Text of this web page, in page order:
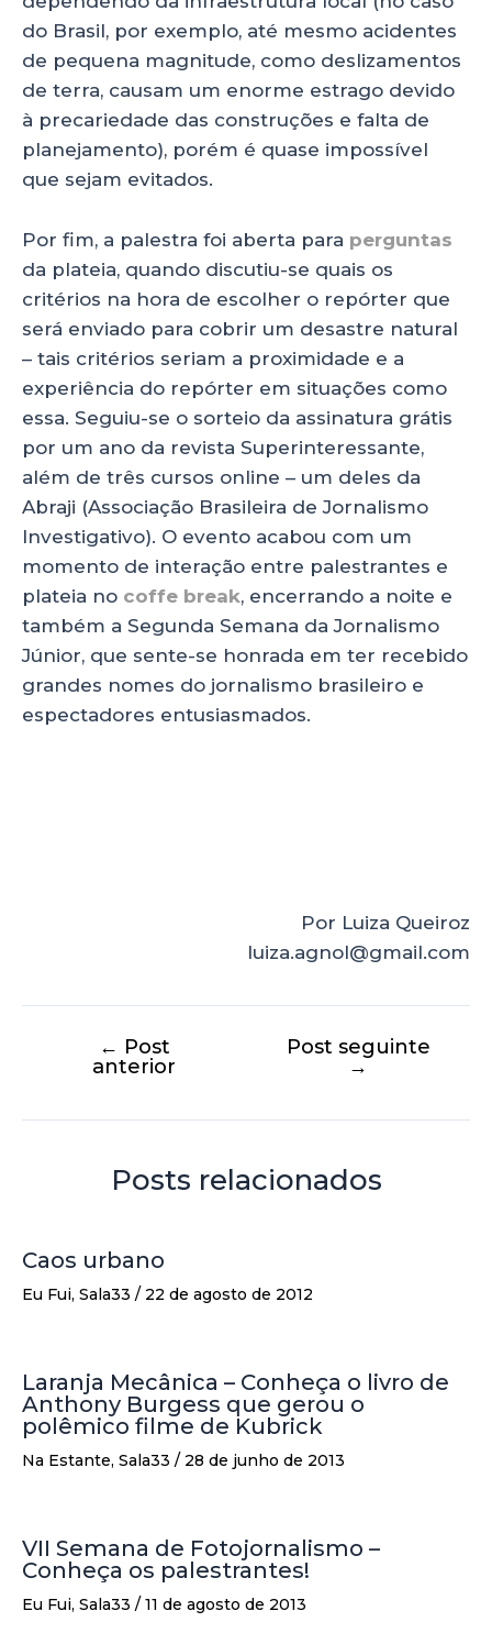
do Brasil, por exemplo, até mesmo acidentes
de pequena magnitude, como deslizamentos
de terra, causam um enorme estrago devido
à precariedade das construções e falta de
planejamento), porém é quase impossível
que sejam evitados.
Por fim, a palestra foi aberta para perguntas
da plateia, quando discutiu-se quais os
critérios na hora de escolher o repórter que
será enviado para cobrir um desastre natural
– tais critérios seriam a proximidade e a
experiência do repórter em situações como
essa. Seguiu-se o sorteio da assinatura grátis
por um ano da revista Superinteressante,
além de três cursos online – um deles da
Abraji (Associação Brasileira de Jornalismo
Investigativo). O evento acabou com um
momento de interação entre palestrantes e
plateia no coffe break, encerrando a noite e
também a Segunda Semana da Jornalismo
Júnior, que sente-se honrada em ter recebido
grandes nomes do jornalismo brasileiro e
espectadores entusiasmados.
Por Luiza Queiroz
luiza.agnol@gmail.com
← Post
anterior
Post seguinte
→
Posts relacionados
Caos urbano
Eu Fui, Sala33 / 22 de agosto de 2012
Laranja Mecânica – Conheça o livro de
Anthony Burgess que gerou o
polêmico filme de Kubrick
Na Estante, Sala33 / 28 de junho de 2013
VII Semana de Fotojornalismo –
Conheça os palestrantes!
Eu Fui, Sala33 / 11 de agosto de 2013